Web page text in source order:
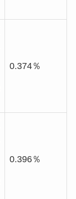
0.374％
0.396％